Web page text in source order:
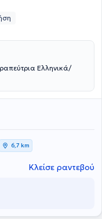
Ελληνικά/
6,7 km
Κλείσε ραντεβού